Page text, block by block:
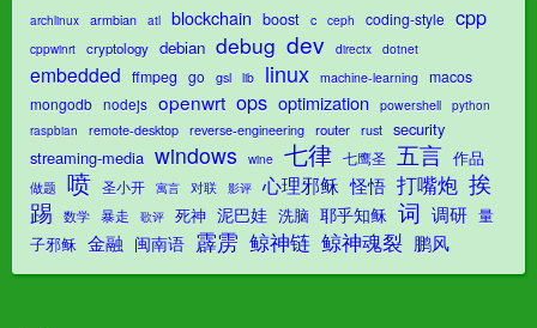
archlinux armbian atl blockchain boost c ceph coding-style cpp
cppwinrt cryptology debian debug dev directx dotnet
embedded ffmpeg go gsl lib linux machine-learning macos
mongodb nodejs openwrt ops optimization powershell
python
raspbian
remote-desktop reverse-engineering router rust security
streaming-media windows wine 七律 七鹰圣 五言 作品
做题 喷 圣小开 寓言 对联 影评 心理邪稣 怪悟 打嘴炮 挨
踢
数学 暴走 歌评 死神 泥巴娃 洗脑 耶乎知稣 词 调研 量
子邪稣 金融 闽南语 霹雳 鲸神链 鲸神魂裂 鹏风